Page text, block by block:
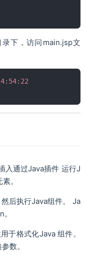
下，访问main.jsp文
: 54: 22
入通过Java插件 运行J
。
后执行Java组件。 Ja
于格式化Java 组件。
数。